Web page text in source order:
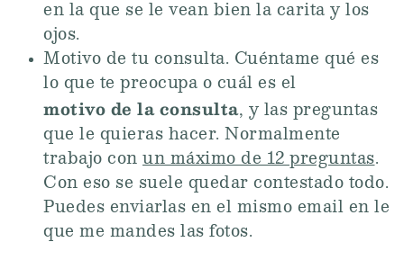
en la que se le vean bien la carita y los
ojos.
Motivo de tu consulta. Cuéntame qué es
lo que te preocupa o cuál es el
motivo de la consulta, y las preguntas
que le quieras hacer. Normalmente
trabajo con un máximo de 12 preguntas.
Con eso se suele quedar contestado todo.
Puedes enviarlas en el mismo email en le
que me mandes las fotos.